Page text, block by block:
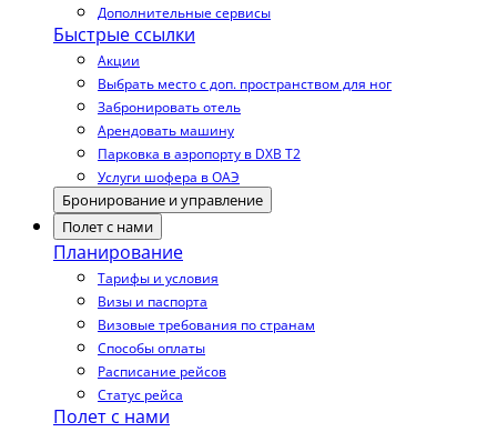
Дополнительные сервисы
Быстрые ссылки
Акции
Выбрать место с доп. пространством для ног
Забронировать отель
Арендовать машину
Парковка в аэропорту в DXB T2
Услуги шофера в ОАЭ
Бронирование и управление
Полет с нами
Планирование
Тарифы и условия
Визы и паспорта
Визовые требования по странам
Способы оплаты
Расписание рейсов
Статус рейса
Полет с нами